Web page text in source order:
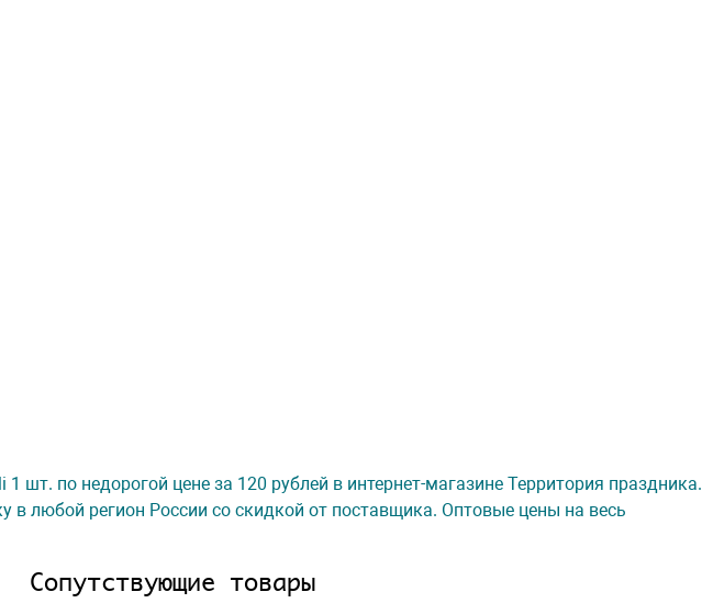
шт. по недорогой цене за 120 рублей в интернет-магазине Территория праздника.
в любой регион России со скидкой от поставщика. Оптовые цены на весь
Сопутствующие товары